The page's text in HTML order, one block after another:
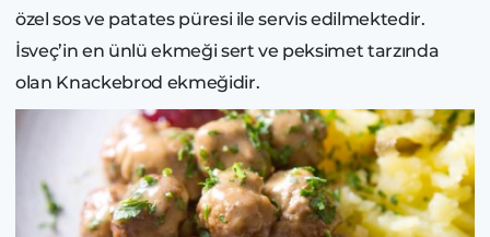
özel sos ve patates püresi ile servis edilmektedir.
İsveç’in en ünlü ekmeği sert ve peksimet tarzında
olan Knackebrod ekmeğidir.